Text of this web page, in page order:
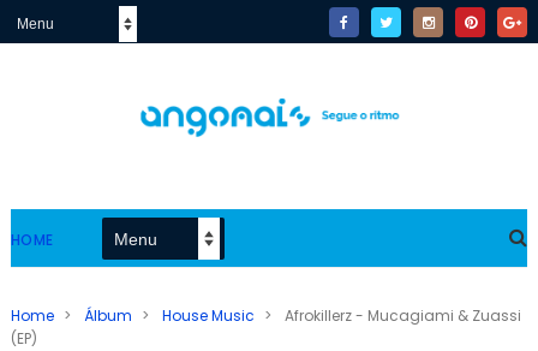
HOME
Home > Álbum > House Music >
Afrokillerz - Mucagiami & Zuassi
(EP)